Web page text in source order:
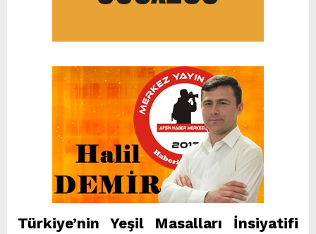
Türkiye’nin Yeşil Masalları İnsiyatifi